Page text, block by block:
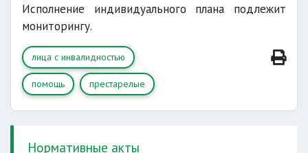
Исполнение индивидуального плана подлежит
мониторингу.
лица с инвалидностью
помощь престарелые
Нормативные акты